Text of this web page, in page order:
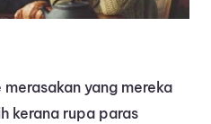
merasakan yang mereka
kerana rupa paras